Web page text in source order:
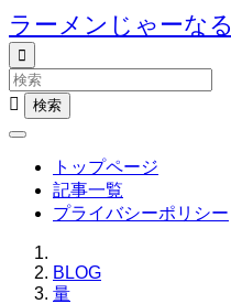
ラーメンじゃーなる


トップページ
記事一覧
プライバシーポリシー
BLOG
量